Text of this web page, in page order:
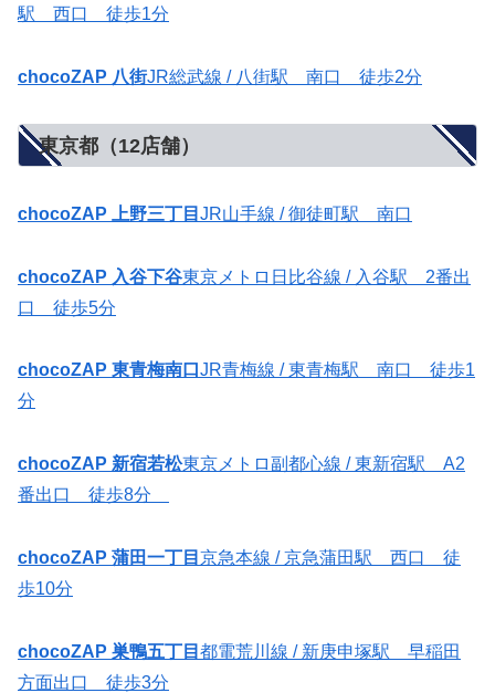
駅 西口 徒歩1分
chocoZAP 八街JR総武線 / 八街駅 南口 徒歩2分
東京都（12店舗）
chocoZAP 上野三丁目 JR山手線 / 御徒町駅 南口
chocoZAP 入谷下谷東京メトロ日比谷線 / 入谷駅 2番出
口 徒歩5分
chocoZAP 東青梅南口 JR青梅線 / 東青梅駅 南口 徒歩1
分
chocoZAP 新宿若松東京メトロ副都心線 / 東新宿駅 A2
番出口 徒歩8分
chocoZAP 蒲田一丁目 京急本線 / 京急蒲田駅 西口 徒
歩10分
chocoZAP 巣鴨五丁目 都電荒川線 / 新庚申塚駅 早稲田
方面出口 徒歩3分